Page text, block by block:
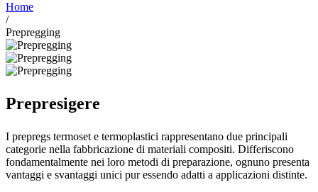
Home
/
Prepregging
Prepresigere
I prepregs termoset e termoplastici rappresentano due principali
categorie nella fabbricazione di materiali compositi. Differiscono
fondamentalmente nei loro metodi di preparazione, ognuno presenta
vantaggi e svantaggi unici pur essendo adatti a applicazioni distinte.